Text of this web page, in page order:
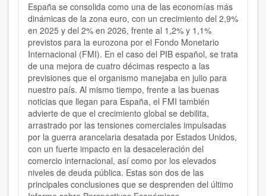
España se consolida como una de las economías más
dinámicas de la zona euro, con un crecimiento del 2,9%
en 2025 y del 2% en 2026, frente al 1,2% y 1,1%
previstos para la eurozona por el Fondo Monetario
Internacional (FMI). En el caso del PIB español, se trata
de una mejora de cuatro décimas respecto a las
previsiones que el organismo manejaba en julio para
nuestro país. Al mismo tiempo, frente a las buenas
noticias que llegan para España, el FMI también
advierte de que el crecimiento global se debilita,
arrastrado por las tensiones comerciales impulsadas
por la guerra arancelaria desatada por Estados Unidos,
con un fuerte impacto en la desaceleración del
comercio internacional, así como por los elevados
niveles de deuda pública. Estas son dos de las
principales conclusiones que se desprenden del último